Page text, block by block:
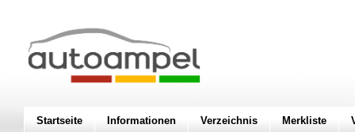
Startseite Informationen Verzeichnis Merkliste